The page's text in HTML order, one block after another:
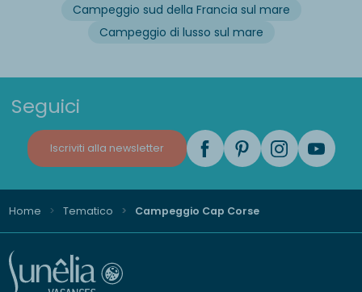
Campeggio sud della Francia sul mare
Campeggio di lusso sul mare
Seguici
Iscriviti alla newsletter
Home Tematico Campeggio Cap Corse